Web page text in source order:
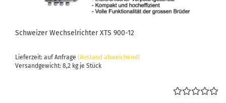
Schweizer Wechselrichter XTS 900-12
Lieferzeit: auf Anfrage (Ausland abweichend)
Versandgewicht: 8,2 kg je Stück